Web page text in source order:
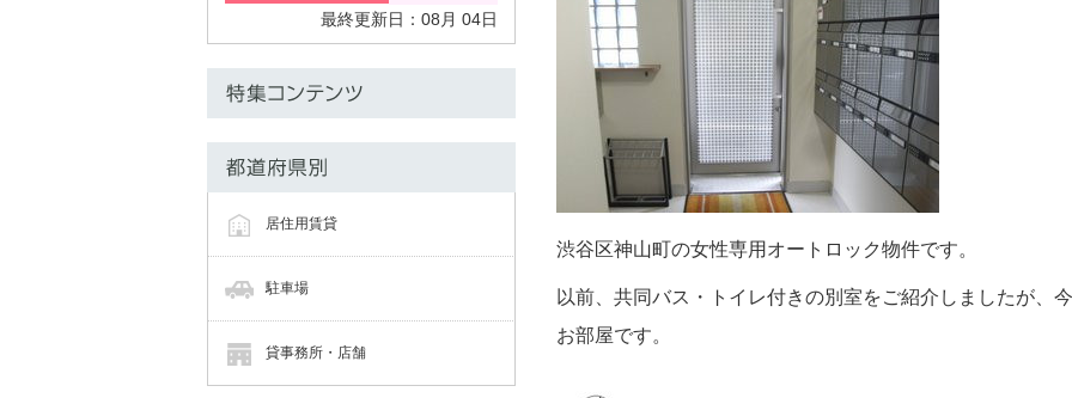
渋谷区神山町の女性専用オートロック物件です。
以前、共同バス・トイレ付きの別室をご紹介しましたが、
お部屋です。
最終更新日： 08 月 04日
居住用賃貸
駐車場
貸事務所・店舗